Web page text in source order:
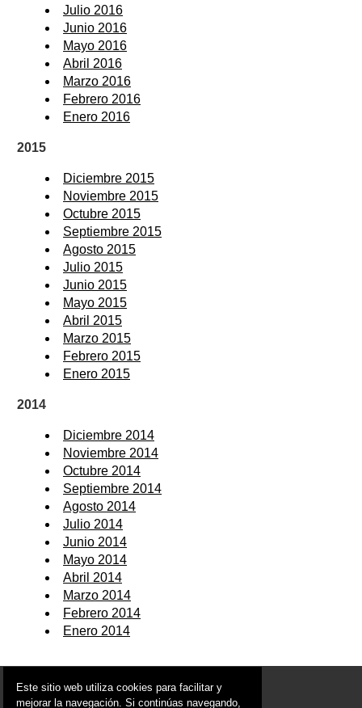
Julio 2016
Junio 2016
Mayo 2016
Abril 2016
Marzo 2016
Febrero 2016
Enero 2016
2015
Diciembre 2015
Noviembre 2015
Octubre 2015
Septiembre 2015
Agosto 2015
Julio 2015
Junio 2015
Mayo 2015
Abril 2015
Marzo 2015
Febrero 2015
Enero 2015
2014
Diciembre 2014
Noviembre 2014
Octubre 2014
Septiembre 2014
Agosto 2014
Julio 2014
Junio 2014
Mayo 2014
Abril 2014
Marzo 2014
Febrero 2014
Enero 2014
© 2006 - 2026 Portal de Alguazas Noticias
info@portaldealguazas.es
Este sitio web utiliza cookies para facilitar y
mejorar la navegación. Si continúas navegando,